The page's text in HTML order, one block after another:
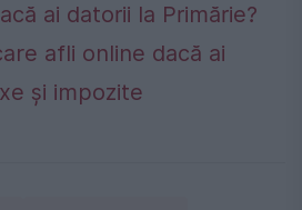
ai datorii la Primărie?
afli online dacă ai
și impozite